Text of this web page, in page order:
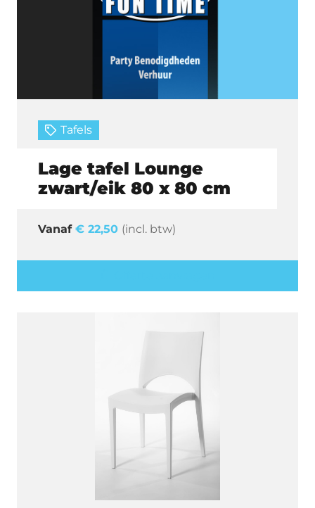
Tafels
Lage tafel Lounge
zwart/eik 80 x 80 cm
€ 22,50 (incl. btw)